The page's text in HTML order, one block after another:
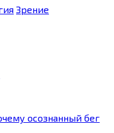
Зрение
осознанный бег